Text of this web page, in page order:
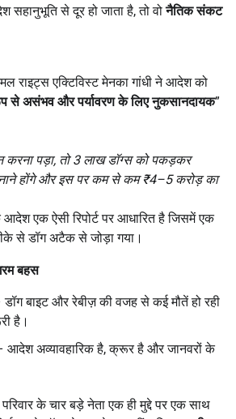
सहानुभूति से दूर हो जाता है, तो वोनैतिक संकट
राइट्स एक्टिविस्ट मेनका गांधी ने आदेश को
से असंभव और पर्यावरण के लिए नुकसानदायक”
पड़ा, तो 3 लाख डॉग्स को पकड़कर
होंगे और इस पर कम से कम ₹4–5 करोड़ का
आदेश एक ऐसी रिपोर्ट पर आधारित है जिसमें एक
से डॉग अटैक से जोड़ा गया।
बहस
बाइट और रेबीज़ की वजह से कई मौतें हो रही
है।
अव्यावहारिक है, क्रूर है और जानवरों के
के चार बड़े नेता एक ही मुद्दे पर एक साथ